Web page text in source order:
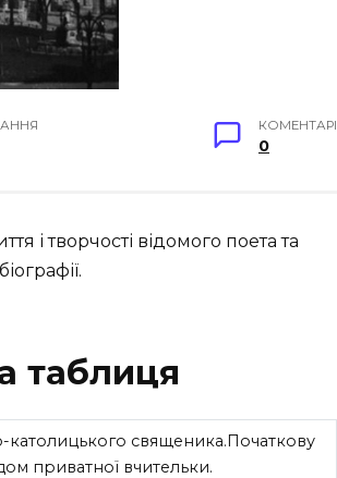
КОМЕНТАРІ
0
і творчості відомого поета та
таблиця
священика.Початкову
приватної вчительки.